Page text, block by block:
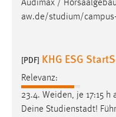
Audimax /
aw.de/studium/
[PDF] KHG ESG
Relevanz:
23.4. Weiden, je 17:15 h
Deine Studienstadt!